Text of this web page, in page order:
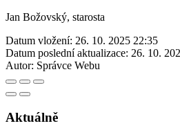
Jan Božovský, starosta
Datum vložení: 26. 10. 2025 22:35
Datum poslední aktualizace: 26. 10.
Autor: Správce Webu
Aktuálně